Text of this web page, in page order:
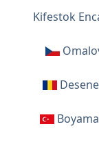
Kifestok